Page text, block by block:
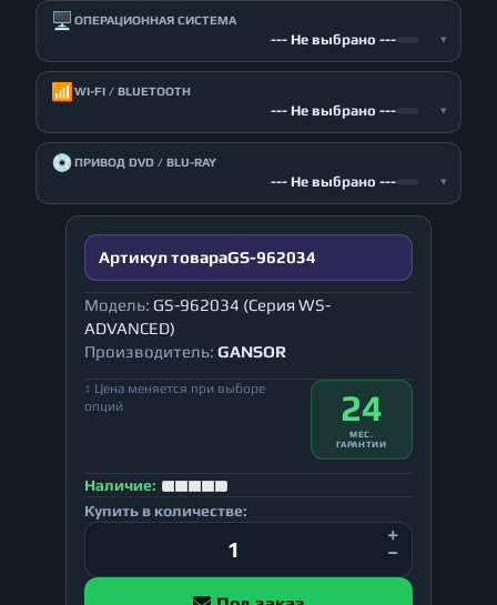
🖥️ ОПЕРАЦИОННАЯ СИСТЕМА
--- Не выбрано --- ▾
📶 WI-FI / BLUETOOTH
--- Не выбрано --- ▾
💿ПРИВОД DVD / BLU-RAY
--- Не выбрано --- ▾
Артикул товараGS-962034
Модель: GS-962034 (Серия WS-
ADVANCED)
Производитель: GANSOR
↕ Цена меняется при выборе
опций
24
МЕС.
ГАРАНТИИ
Наличие:
Купить в количестве: